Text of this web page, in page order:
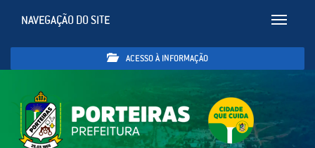
Toggle
NAVEGAÇÃO DO SITE
ACESSO À INFORMAÇÃO